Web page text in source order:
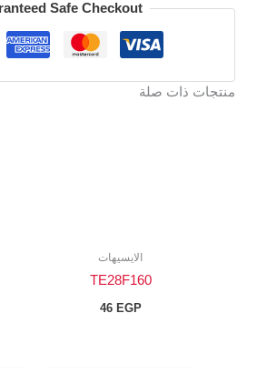
Safe Checkout
منتجات ذات صلة
الايسيهات
TE28F160
46 EGP